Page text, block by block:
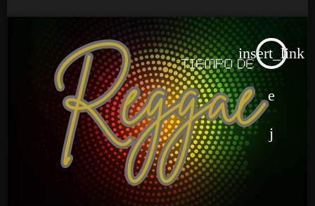
insert_link